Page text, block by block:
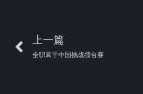
上一篇
全职高手中国挑战擂台赛